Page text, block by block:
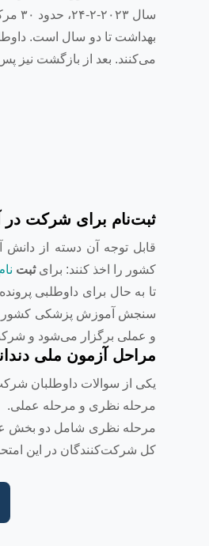
بهداشت تا دو سال است.
می‌کنند. بعد از بازگشت نیز
ثبت‌نام برای شرکت در
قابل توجه آن دسته از دانش
کشور را اخذ کنند: برایثبت
تا به حال برای داوطلبی
و عملی برگزار می‌شود و
مراحل آزمون ملی
یکی از سوالات داوطلبان
مرحله نظری و مرحله عملی.
کل شرکت‌کنندگان در این